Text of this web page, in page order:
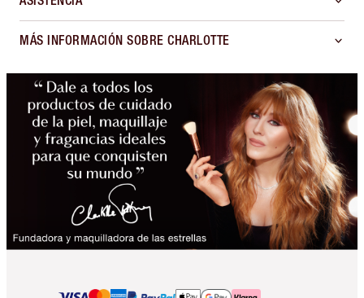
MÁS INFORMACIÓN SOBRE CHARLOTTE